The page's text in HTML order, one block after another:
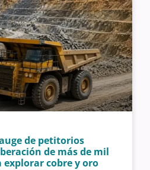
de petitorios
de más de mil
explorar cobre y oro